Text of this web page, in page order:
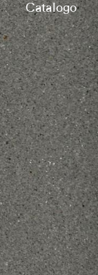
Catalogo